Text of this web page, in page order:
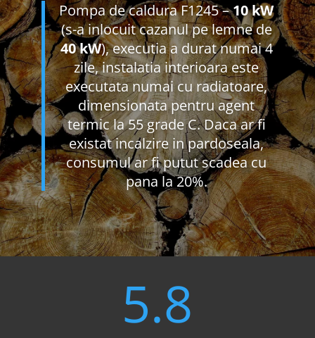
Pompa de caldura F1245 –10 kW
(s-a inlocuit cazanul pe lemne de
40 kW), executia a durat numai 4
zile, instalatia interioara este
executata numai cu radiatoare,
dimensionata pentru agent
termic la 55 grade C. Daca ar fi
existat incalzire in pardoseala,
consumul ar fi putut scadea cu
pana la 20%.
5.8